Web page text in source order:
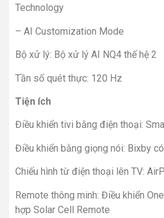
Technology
– AI Customization Mode
Bộ xử lý: Bộ xử lý AI NQ4 thế hệ 2
Tần số quét thực: 120 Hz
Tiện ích
Điều khiển tivi bằng điện thoại:
Điều khiển bằng giọng nói: Bixby
Chiếu hình từ điện thoại lên TV:
Remote thông minh: Điều khiển
hợp Solar Cell Remote